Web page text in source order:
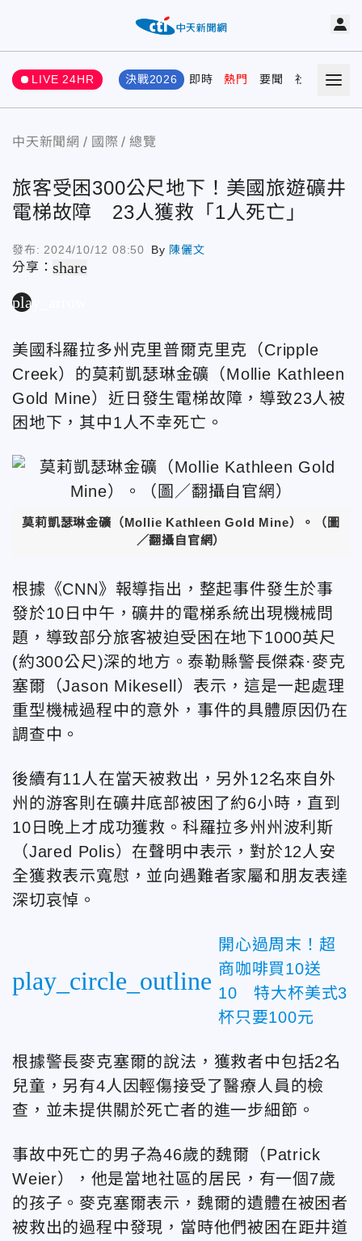
LIVE 24HR 決戰2026 即時 熱門 要聞 社會 娛樂
中天新聞網 國際 總覽
旅客受困300公尺地下！美國旅遊礦井
電梯故障 23人獲救「1人死亡」
發布: 2024/10/12 08:50 By 陳儷文
分享：share
play_arrow
美國科羅拉多州克里普爾克里克（Cripple
Creek）的莫莉凱瑟琳金礦（Mollie Kathleen
Gold Mine）近日發生電梯故障，導致23人被
困地下，其中1人不幸死亡。
莫莉凱瑟琳金礦（Mollie Kathleen Gold Mine）。（圖
／翻攝自官網）
根據《CNN》報導指出，整起事件發生於事
發於10日中午，礦井的電梯系統出現機械問
題，導致部分旅客被迫受困在地下1000英尺
(約300公尺)深的地方。泰勒縣警長傑森·麥克
塞爾（Jason Mikesell）表示，這是一起處理
重型機械過程中的意外，事件的具體原因仍在
調查中。
後續有11人在當天被救出，另外12名來自外
州的游客則在礦井底部被困了約6小時，直到
10日晚上才成功獲救。科羅拉多州州波利斯
（Jared Polis）在聲明中表示，對於12人安
全獲救表示寬慰，並向遇難者家屬和朋友表達
深切哀悼。
play_circle_outline
開心過周末！超
商咖啡買10送
10 特大杯美式3
杯只要100元
根據警長麥克塞爾的說法，獲救者中包括2名
兒童，另有4人因輕傷接受了醫療人員的檢
查，並未提供關於死亡者的進一步細節。
事故中死亡的男子為46歲的魏爾（Patrick
Weier），他是當地社區的居民，有一個7歲
的孩子。麥克塞爾表示，魏爾的遺體在被困者
被救出的過程中發現，當時他們被困在距井道